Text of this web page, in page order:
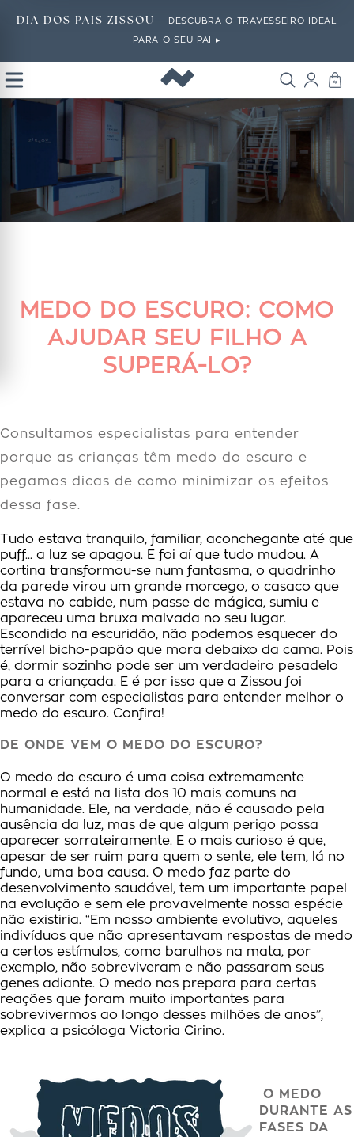
DIA DOS PAIS ZISSOU - DESCUBRA O TRAVESSEIRO IDEAL
PARA O SEU PAI ▸
Open
MEDO DO ESCURO: COMO
AJUDAR SEU FILHO A
SUPERÁ-LO?
Consultamos especialistas para entender
porque as crianças têm medo do escuro e
pegamos dicas de como minimizar os efeitos
dessa fase.
Tudo estava tranquilo, familiar, aconchegante até que
puff... a luz se apagou. E foi aí que tudo mudou. A
cortina transformou-se num fantasma, o quadrinho
da parede virou um grande morcego, o casaco que
estava no cabide, num passe de mágica, sumiu e
apareceu uma bruxa malvada no seu lugar.
Escondido na escuridão, não podemos esquecer do
terrível bicho-papão que mora debaixo da cama. Pois
é, dormir sozinho pode ser um verdadeiro pesadelo
para a criançada. E é por isso que a Zissou foi
conversar com especialistas para entender melhor o
medo do escuro. Confira!
DE ONDE VEM O MEDO DO ESCURO?
O medo do escuro é uma coisa extremamente
normal e está na lista dos 10 mais comuns na
humanidade. Ele, na verdade, não é causado pela
ausência da luz, mas de que algum perigo possa
aparecer sorrateiramente. E o mais curioso é que,
apesar de ser ruim para quem o sente, ele tem, lá no
fundo, uma boa causa. O medo faz parte do
desenvolvimento saudável, tem um importante papel
na evolução e sem ele provavelmente nossa espécie
não existiria. “Em nosso ambiente evolutivo, aqueles
indivíduos que não apresentavam respostas de medo
a certos estímulos, como barulhos na mata, por
exemplo, não sobreviveram e não passaram seus
genes adiante. O medo nos prepara para certas
reações que foram muito importantes para
sobrevivermos ao longo desses milhões de anos”,
explica a psicóloga Victoria Cirino.
O MEDO
DURANTE AS
FASES DA